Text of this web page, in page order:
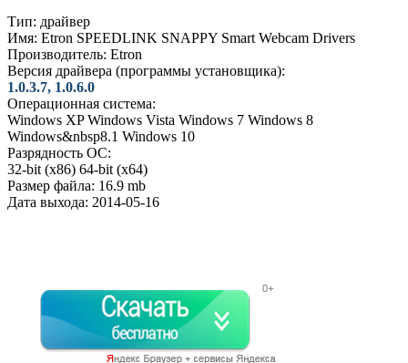
Тип: драйвер
Имя: Etron SPEEDLINK SNAPPY Smart Webcam Drivers
Производитель: Etron
Версия драйвера (программы установщика):
1.0.3.7, 1.0.6.0
Операционная система:
Windows XP Windows Vista Windows 7 Windows 8
Windows&nbsp8.1 Windows 10
Разрядность ОС:
32-bit (x86) 64-bit (x64)
Размер файла: 16.9 mb
Дата выхода: 2014-05-16